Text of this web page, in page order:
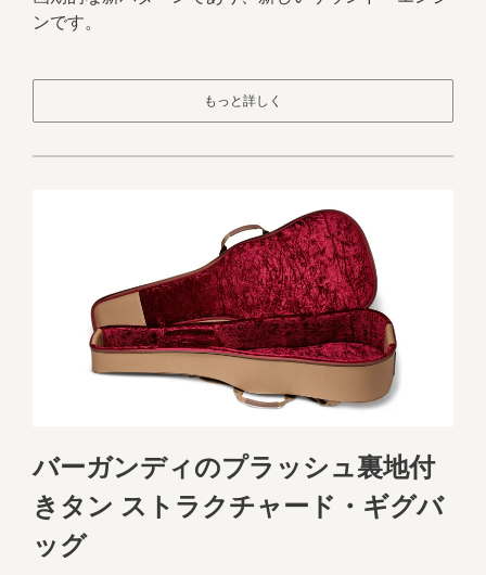
ンです。
もっと詳しく
バーガンディのプラッシュ裏地付
きタン ストラクチャード・ギグバ
ッグ